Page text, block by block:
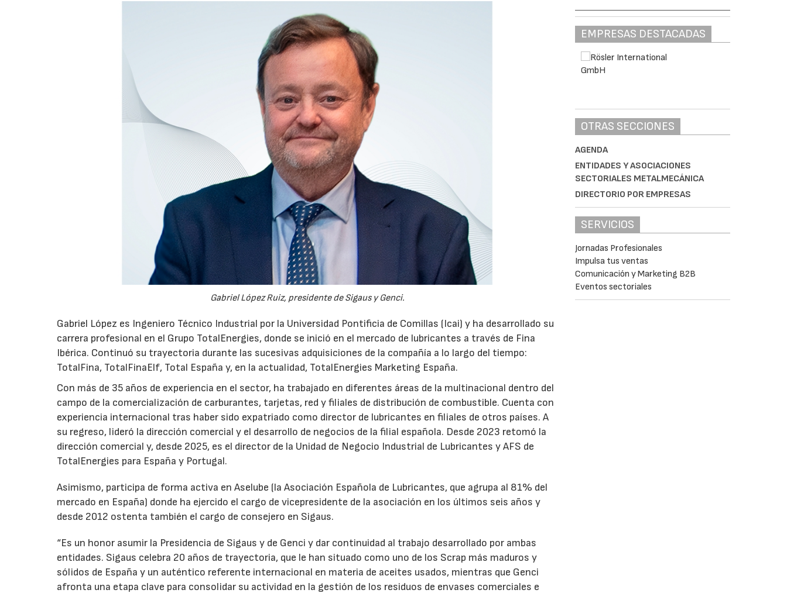
Gabriel López Ruiz, presidente de Sigaus y Genci.
Gabriel López es Ingeniero Técnico Industrial por la Universidad Pontificia de Comillas (Icai) y ha desarrollado su
carrera profesional en el Grupo TotalEnergies, donde se inició en el mercado de lubricantes a través de Fina
Ibérica. Continuó su trayectoria durante las sucesivas adquisiciones de la compañía a lo largo del tiempo:
TotalFina, TotalFinaElf, Total España y, en la actualidad, TotalEnergies Marketing España.
Con más de 35 años de experiencia en el sector, ha trabajado en diferentes áreas de la multinacional dentro del
campo de la comercialización de carburantes, tarjetas, red y filiales de distribución de combustible. Cuenta con
experiencia internacional tras haber sido expatriado como director de lubricantes en filiales de otros países. A
su regreso, lideró la dirección comercial y el desarrollo de negocios de la filial española. Desde 2023 retomó la
dirección comercial y, desde 2025, es el director de la Unidad de Negocio Industrial de Lubricantes y AFS de
TotalEnergies para España y Portugal.
Asimismo, participa de forma activa en Aselube (la Asociación Española de Lubricantes, que agrupa al 81% del
mercado en España) donde ha ejercido el cargo de vicepresidente de la asociación en los últimos seis años y
desde 2012 ostenta también el cargo de consejero en Sigaus.
“Es un honor asumir la Presidencia de Sigaus y de Genci y dar continuidad al trabajo desarrollado por ambas
entidades. Sigaus celebra 20 años de trayectoria, que le han situado como uno de los Scrap más maduros y
sólidos de España y un auténtico referente internacional en materia de aceites usados, mientras que Genci
afronta una etapa clave para consolidar su actividad en la gestión de los residuos de envases comerciales e
EMPRESAS DESTACADAS
OTRAS SECCIONES
AGENDA
ENTIDADES Y ASOCIACIONES
SECTORIALES METALMECÁNICA
DIRECTORIO POR EMPRESAS
SERVICIOS
Jornadas Profesionales
Impulsa tus ventas
Comunicación y Marketing B2B
Eventos sectoriales